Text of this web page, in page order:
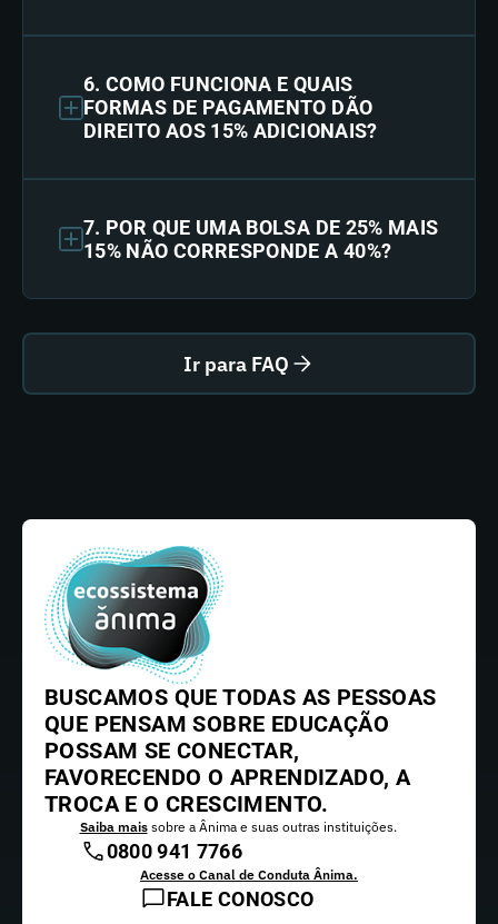
6. COMO FUNCIONA E QUAIS
FORMAS DE PAGAMENTO DÃO
DIREITO AOS 15% ADICIONAIS?
7. POR QUE UMA BOLSA DE 25% MAIS
15% NÃO CORRESPONDE A 40%?
Ir para FAQ
BUSCAMOS QUE TODAS AS PESSOAS
QUE PENSAM SOBRE EDUCAÇÃO
POSSAM SE CONECTAR,
FAVORECENDO O APRENDIZADO, A
TROCA E O CRESCIMENTO.
Saiba maissobre a Ânima e suas outras instituições.
0800 941 7766
Acesse o Canal de Conduta Ânima.
FALE CONOSCO